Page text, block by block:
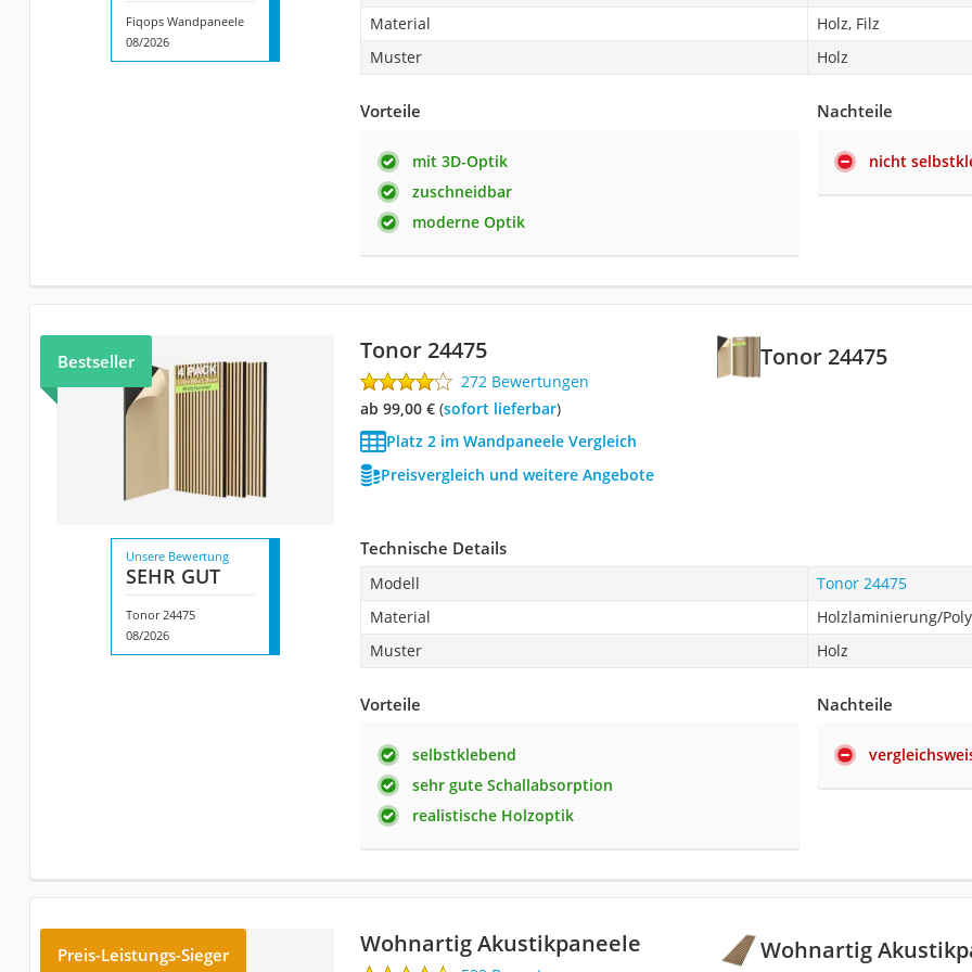
Fiqops Wandpaneele
08/2026
Material
Holz, Filz
Muster
Holz
Vorteile
mit 3D-Optik
zuschneidbar
moderne Optik
Nachteile
nicht
Tonor 24475
Bestseller Tonor 24475
272 Bewertungen
ab 99,00 €( Sofort lieferbar)
Platz 2 im Wandpaneele Vergleich
Preisvergleich und weitere Angebote
Unsere Bewertung
SEHR GUT
Tonor 24475
08/2026
Technische Details
Modell
Tonor 24475
Material
Holzlaminierung/
Muster
Holz
Vorteile
selbstklebend
sehr gute Schallabsorption
realistische Holzoptik
Nachteile
Wohnartig
Preis-Leistungs-Sieger Wohnartig Akustikpaneele